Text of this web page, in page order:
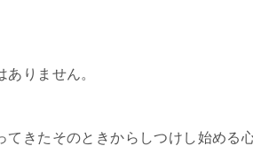
りません。
てきたそのときからしつけし始める